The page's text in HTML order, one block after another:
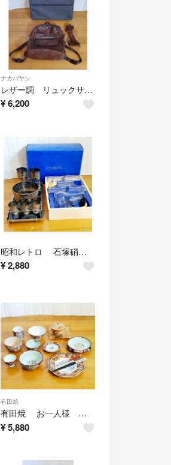
ナカバヤシ
レザー調 リュックサック ＆ FIX IN ノートPCバッグ 2点セット ブラウン ビジネスバッグ ショルダーバッグ
¥6,200
昭和レトロ 石塚硝子 グラス 水差し タンブラー アイスペールなど♪ 食器 セット コップ ガラス グラス
¥2,880
有田焼
有田焼 お一人様 和食器セット 豪華絵付け 盛鉢 盛皿 湯呑 など♪ 小鉢 色絵 小皿 陶器
¥5,880